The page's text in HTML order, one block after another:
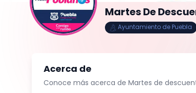
Martes De
Ayuntamiento de Puebla
Acerca de
Conoce más acerca de Martes de